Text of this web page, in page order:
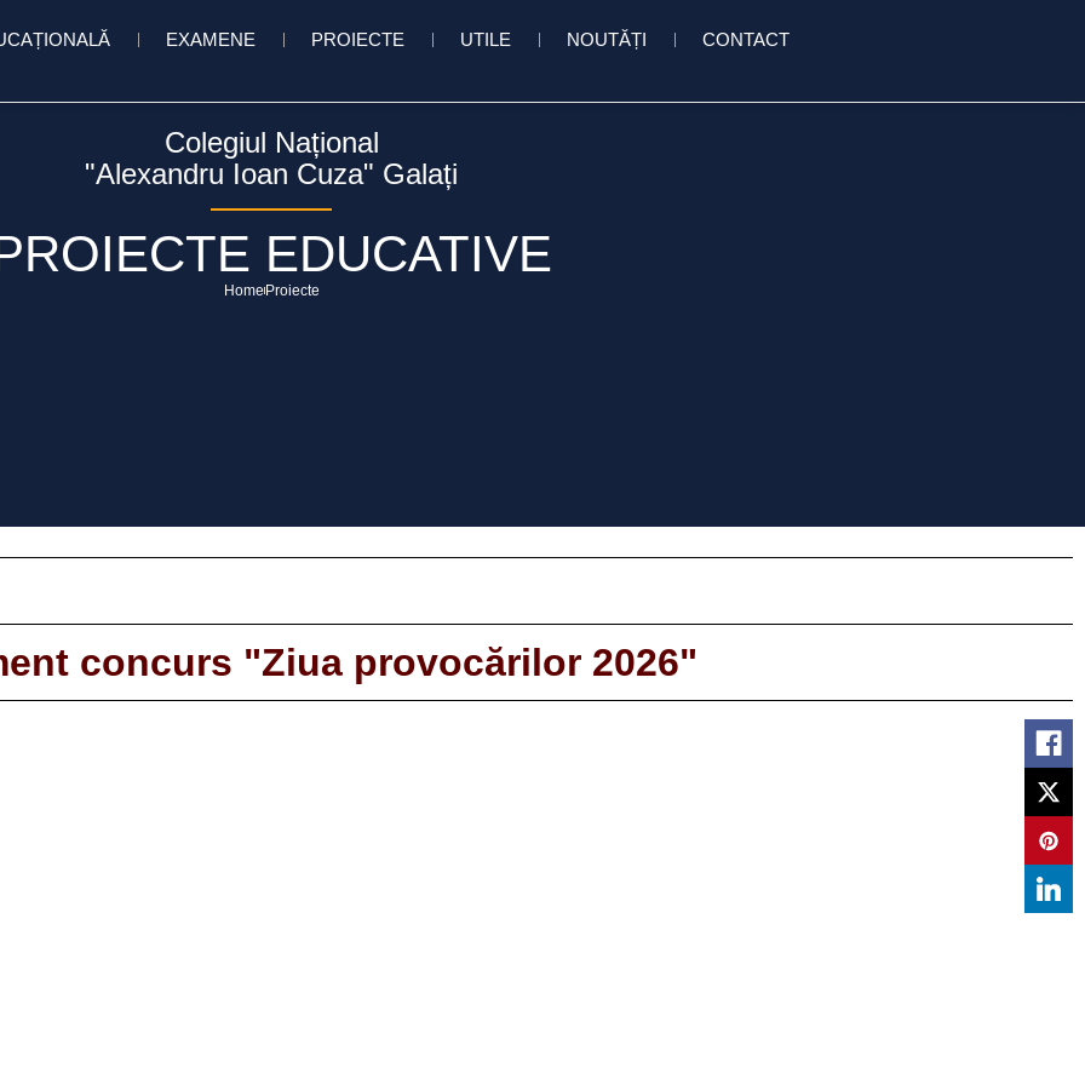
EXAMENE PROIECTE UTILE NOUTĂȚI CONTACT
Colegiul Național
"Alexandru Ioan Cuza" Galați
EDUCATIVE
HomeProiecte
concurs "Ziua provocărilor 2026"